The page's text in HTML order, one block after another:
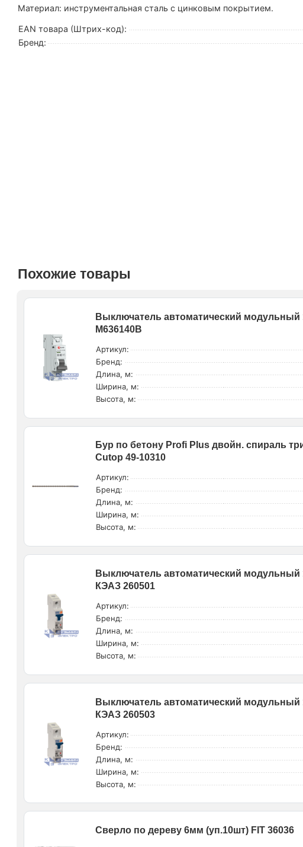
Материал: инструментальная сталь с цинковым покрытием.
EAN товара (Штрих-код):
Бренд:
Похожие товары
Выключатель автоматический модульный
M636140B
Артикул:
Бренд:
Длина, м:
Ширина, м:
Высота, м:
Бур по бетону Profi Plus двойн. спираль
Cutop 49-10310
Артикул:
Бренд:
Длина, м:
Ширина, м:
Высота, м:
Выключатель автоматический модульный
КЭАЗ 260501
Артикул:
Бренд:
Длина, м:
Ширина, м:
Высота, м:
Выключатель автоматический модульный
КЭАЗ 260503
Артикул:
Бренд:
Длина, м:
Ширина, м:
Высота, м:
Сверло по дереву 6мм (уп.10шт) FIT 36036